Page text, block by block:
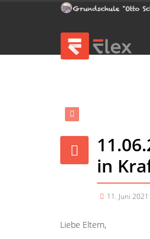
in
11. Juni 2021
Liebe Eltern,